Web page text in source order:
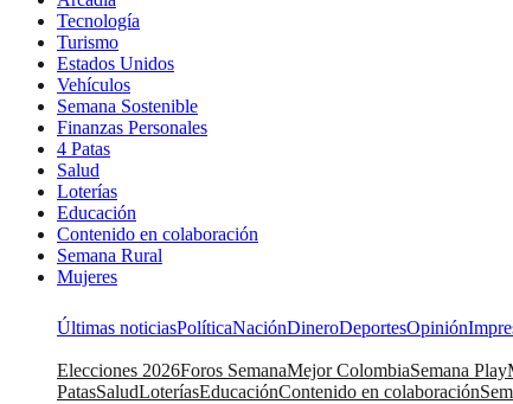
Tecnología
Turismo
Estados Unidos
Vehículos
Semana Sostenible
Finanzas Personales
4 Patas
Salud
Loterías
Educación
Contenido en colaboración
Semana Rural
Mujeres
Últimas noticiasPolíticaNaciónDineroDeportesOpinión
Elecciones 2026Foros SemanaMejor ColombiaSemana Play
PatasSaludLoteríasEducaciónContenido en colaboración